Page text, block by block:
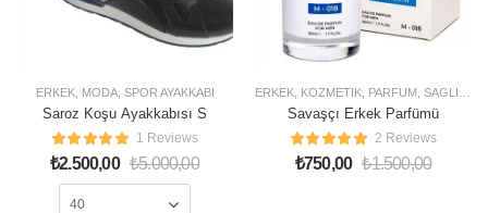
ERKEK, MODA, SPOR AYAKKABI
Saroz Koşu Ayakkabısı S
1 Reviews
₺2.500,00 ₺5.000,00
ERKEK KOZMETIK PARFÜM SAĞLIK & GÜZELLIK
Savaşçı Erkek Parfümü
2 Reviews
₺750,00 ₺1.500,00